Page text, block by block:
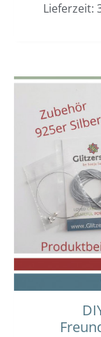
Lieferzeit: